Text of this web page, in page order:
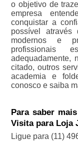
o objetivo de
empresa
conquistar a
possível através
modernos e
profissionais
adequadamente,
citado, outros
academia e
conosco e saiba
Para saber
Visita para Loja
Ligue para (11)